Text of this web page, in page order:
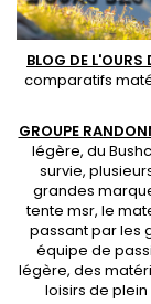
BLOG DE L'OURS
comparatifs
GROUPE
légère, du
survie,
grandes
tente msr, le
passant par les
équipe de
légère, des
loisirs de